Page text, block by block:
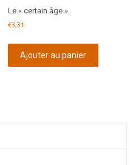
Le « certain âge »
€3,31
Ajouter au panier